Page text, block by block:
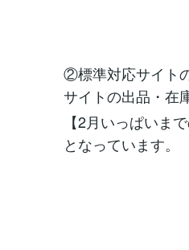
②標準対応サイト
サイトの出品・在
【2月いっぱいま
となっています。